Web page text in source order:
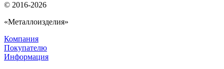
© 2016-2026
«Металлоизделия»
Компания
Покупателю
Информация